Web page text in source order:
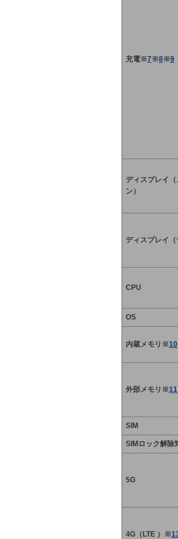
充電※7※8※9
ディスプレイ（
ン）
ディスプレイ（
CPU
OS
内蔵メモリ※10
外部メモリ※11
SIM
SIMロック解除
5G
4G（LTE ）※